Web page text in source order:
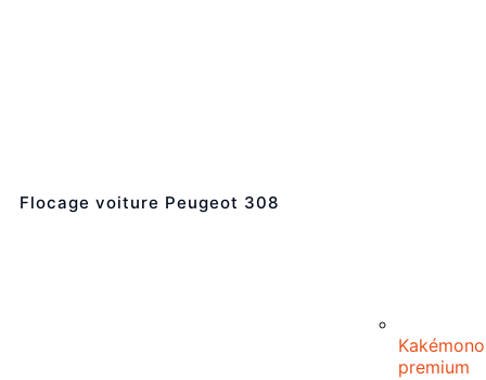
Kakémono
premium
Flocage voiture Peugeot 308